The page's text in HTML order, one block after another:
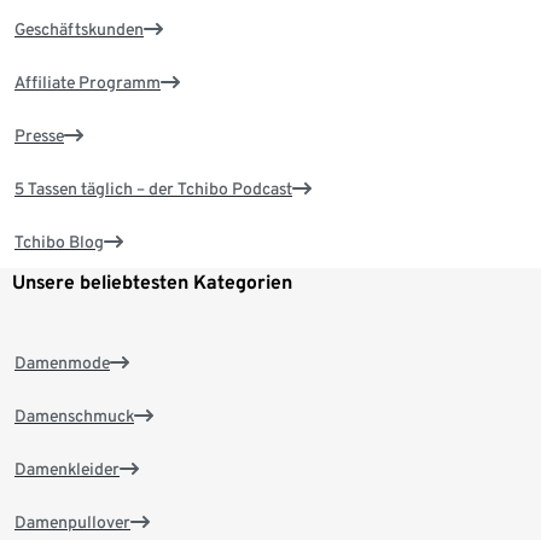
Geschäftskunden
Affiliate Programm
Presse
5 Tassen täglich – der Tchibo Podcast
Tchibo Blog
Unsere beliebtesten Kategorien
Damenmode
Damenschmuck
Damenkleider
Damenpullover